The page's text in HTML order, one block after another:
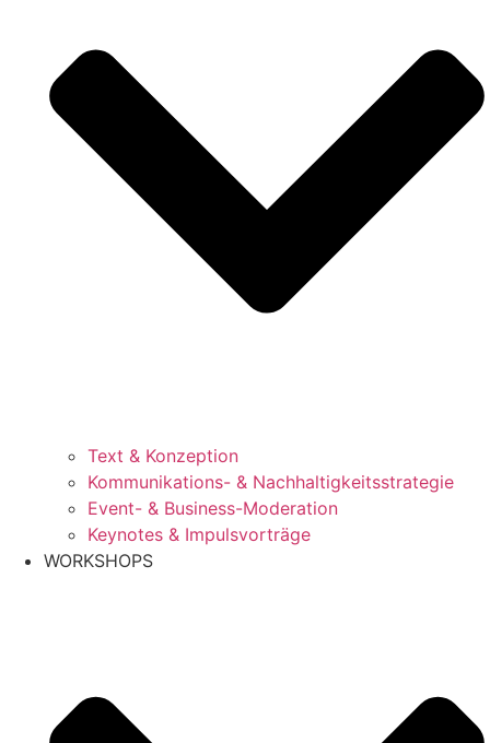
Text & Konzeption
Kommunikations- & Nachhaltigkeitsstrategie
Event- & Business-Moderation
Keynotes & Impulsvorträge
WORKSHOPS